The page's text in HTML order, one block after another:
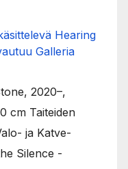
Hearing
Galleria
2020–,
cm Taiteiden
ja Katve-
Silence -